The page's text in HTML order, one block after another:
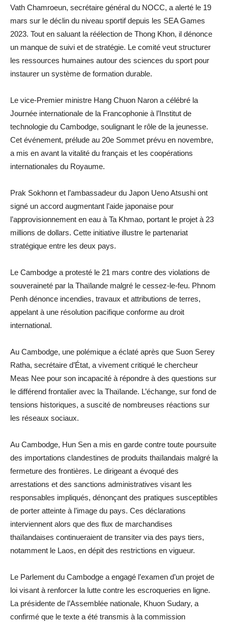
Vath Chamroeun, secrétaire général du NOCC, a alerté le 19
mars sur le déclin du niveau sportif depuis les SEA Games
2023. Tout en saluant la réélection de Thong Khon, il dénonce
un manque de suivi et de stratégie. Le comité veut structurer
les ressources humaines autour des sciences du sport pour
instaurer un système de formation durable.
Le vice-Premier ministre Hang Chuon Naron a célébré la
Journée internationale de la Francophonie à l’Institut de
technologie du Cambodge, soulignant le rôle de la jeunesse.
Cet événement, prélude au 20e Sommet prévu en novembre,
a mis en avant la vitalité du français et les coopérations
internationales du Royaume.
Prak Sokhonn et l’ambassadeur du Japon Ueno Atsushi ont
signé un accord augmentant l’aide japonaise pour
l’approvisionnement en eau à Ta Khmao, portant le projet à 23
millions de dollars. Cette initiative illustre le partenariat
stratégique entre les deux pays.
Le Cambodge a protesté le 21 mars contre des violations de
souveraineté par la Thaïlande malgré le cessez-le-feu. Phnom
Penh dénonce incendies, travaux et attributions de terres,
appelant à une résolution pacifique conforme au droit
international.
Au Cambodge, une polémique a éclaté après que Suon Serey
Ratha, secrétaire d’État, a vivement critiqué le chercheur
Meas Nee pour son incapacité à répondre à des questions sur
le différend frontalier avec la Thaïlande. L’échange, sur fond de
tensions historiques, a suscité de nombreuses réactions sur
les réseaux sociaux.
Au Cambodge, Hun Sen a mis en garde contre toute poursuite
des importations clandestines de produits thaïlandais malgré la
fermeture des frontières. Le dirigeant a évoqué des
arrestations et des sanctions administratives visant les
responsables impliqués, dénonçant des pratiques susceptibles
de porter atteinte à l’image du pays. Ces déclarations
interviennent alors que des flux de marchandises
thaïlandaises continueraient de transiter via des pays tiers,
notamment le Laos, en dépit des restrictions en vigueur.
Le Parlement du Cambodge a engagé l’examen d’un projet de
loi visant à renforcer la lutte contre les escroqueries en ligne.
La présidente de l’Assemblée nationale, Khuon Sudary, a
confirmé que le texte a été transmis à la commission